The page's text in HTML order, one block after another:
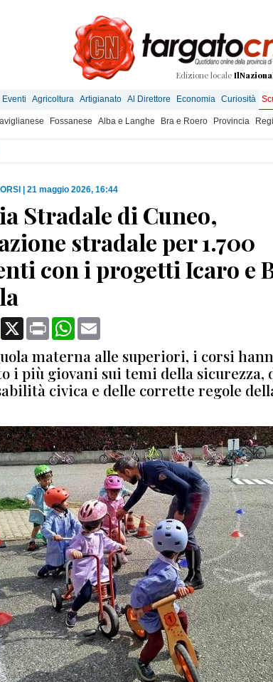
Edizione locale
Eventi Agricoltura Artigianato Al Direttore Economia Curiosità
Fossanese Alba e Langhe Bra e Roero Provincia
21 maggio 2026, 16:44
Stradale di Cuneo,
stradale per 1.700
con i progetti Icaro e
Facebook
X Print WhatsApp
materna alle superiori, i corsi
i più giovani sui temi della sicurezza,
civica e delle corrette regole